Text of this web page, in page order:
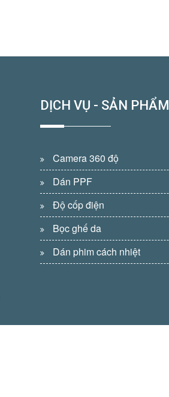
DỊCH VỤ - SẢN PHẨM
Camera 360 độ
Dán PPF
Độ cốp điện
Bọc ghế da
Dán phim cách nhiệt